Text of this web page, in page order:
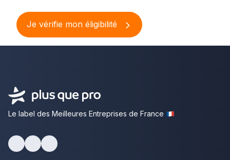
Je vérifie mon éligibilité
Le label des Meilleures Entreprises de France